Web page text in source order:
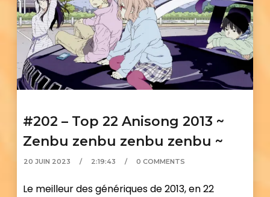
#202 – Top 22 Anisong 2013 ~
Zenbu zenbu zenbu zenbu ~
20 JUIN 2023 2:19:43 0 COMMENTS
Le meilleur des génériques de 2013, en 22